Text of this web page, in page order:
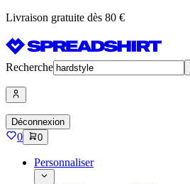
Livraison gratuite dès 80 €
Recherche
Déconnexion
0 0
Personnaliser